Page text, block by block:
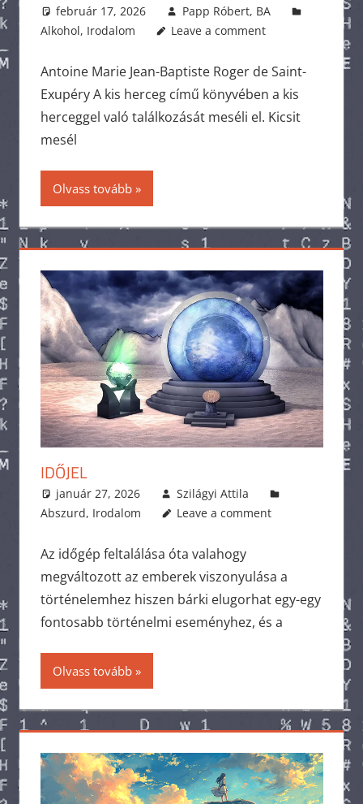
február 17, 2026
Papp Róbert, BA
Alkohol, Irodalom Leave a comment
Antoine Marie Jean-Baptiste Roger de Saint-
Exupéry A kis herceg című könyvében a kis
herceggel való találkozását meséli el. Kicsit
mesél
Olvass tovább
IDŐJEL
január 27, 2026
Szilágyi Attila
Abszurd, Irodalom Leave a comment
Az időgép feltalálása óta valahogy
megváltozott az emberek viszonyulása a
történelemhez hiszen bárki elugorhat egy-egy
fontosabb történelmi eseményhez, és a
Olvass tovább